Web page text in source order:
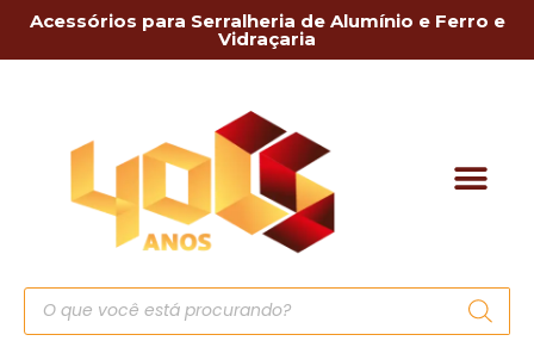
Acessórios para Serralheria de Alumínio e Ferro e
Vidraçaria